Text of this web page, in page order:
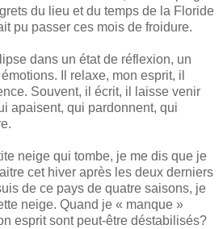
du lieu et du temps de la Floride
pu passer ces mois de froidure.
dans un état de réflexion, un
Il relaxe, mon esprit, il
Souvent, il écrit, il laisse venir
apaisent, qui pardonnent, qui
neige qui tombe, je me dis que je
cet hiver après les deux derniers
de ce pays de quatre saisons, je
neige. Quand je « manque »
esprit sont peut-être déstabilisés?